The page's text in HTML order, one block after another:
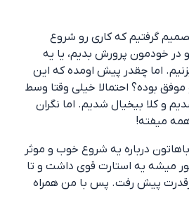
گرفتیم که کاری رو شروع
در خودمون پرورش بدیم، یا یه
اما چقدر پیش اومده که این
بوده؟ احتمالا خیلی وقتا وسط
و کلا بیخیال شدیم. اما نگران
همه میفته!
درباره یه شروع خوب و موثر
میشه یه استارت قوی داشت و تا
پیش رفت. پس با من همراه